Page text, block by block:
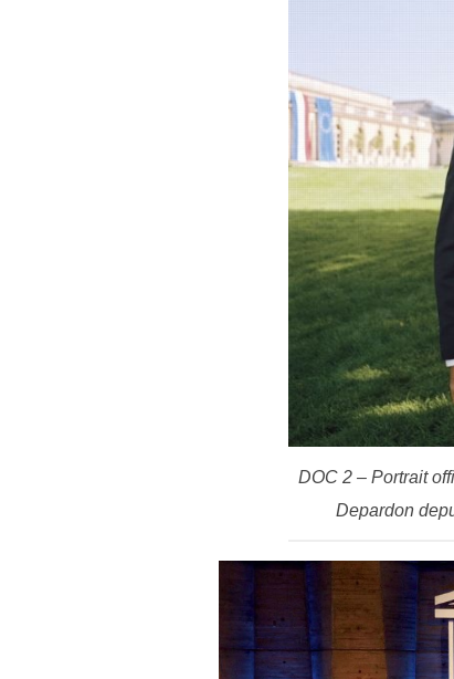
DOC 2 – Portrait
Depardon